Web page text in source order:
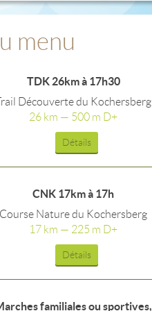
menu
TDK 26km à 17h30
Découverte du Kochersberg
26 km — 500 m D+
Détails
CNK 17km à 17h
Course Nature du Kochersberg
17 km — 225 m D+
Détails
familiales ou sportives,